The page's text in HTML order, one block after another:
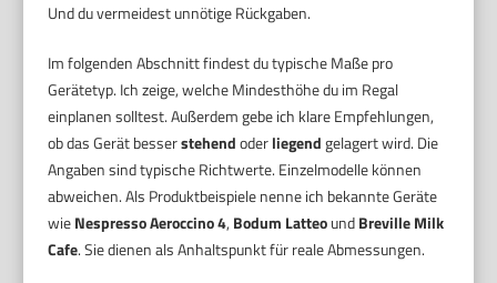
Und du vermeidest unnötige Rückgaben.
Im folgenden Abschnitt findest du typische Maße pro
Gerätetyp. Ich zeige, welche Mindesthöhe du im Regal
einplanen solltest. Außerdem gebe ich klare Empfehlungen,
ob das Gerät besserstehendoderliegendgelagert wird. Die
Angaben sind typische Richtwerte. Einzelmodelle können
abweichen. Als Produktbeispiele nenne ich bekannte Geräte
wieNespresso Aeroccino 4, Bodum LatteoundBreville Milk
Cafe. Sie dienen als Anhaltspunkt für reale Abmessungen.